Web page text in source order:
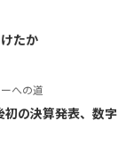
たか
への道
初の決算発表、数字